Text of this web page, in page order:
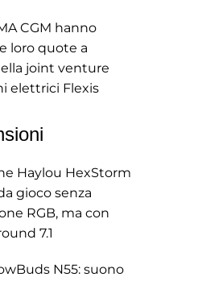
CGM hanno
loro quote a
joint venture
elettrici Flexis
Haylou HexStorm
gioco senza
RGB, ma con
7.1
N55: suono